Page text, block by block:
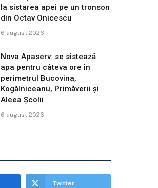
la sistarea apei pe un tronson
din Octav Onicescu
6 august 2026
Nova Apaserv: se sistează
apa pentru câteva ore în
perimetrul Bucovina,
Kogălniceanu, Primăverii și
Aleea Școlii
6 august 2026
Twitter